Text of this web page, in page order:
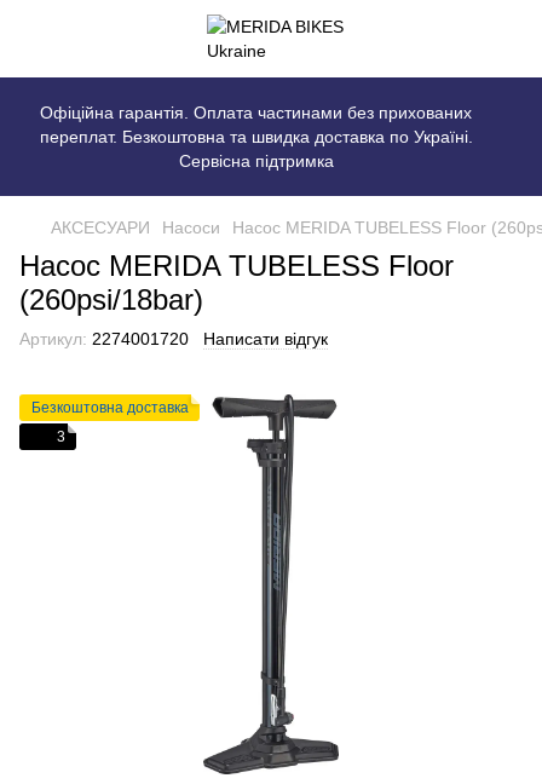
Офіційна гарантія. Оплата частинами без прихованих
переплат. Безкоштовна та швидка доставка по Україні.
Сервісна підтримка
АКСЕСУАРИ Насоси Насос MERIDA TUBELESS Floor
Насос MERIDA TUBELESS Floor
(260psi/18bar)
Артикул: 2274001720 Написати відгук
Безкоштовна доставка
3